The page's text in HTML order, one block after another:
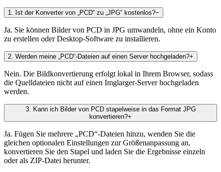
1. Ist der Konverter von „PCD“ zu „JPG“ kostenlos?−
Ja. Sie können Bilder von PCD in JPG umwandeln, ohne ein Konto
zu erstellen oder Desktop-Software zu installieren.
2. Werden meine „PCD“-Dateien auf einen Server hochgeladen?+
Nein. Die Bildkonvertierung erfolgt lokal in Ihrem Browser, sodass
die Quelldateien nicht auf einen Imglarger-Server hochgeladen
werden.
3. Kann ich Bilder von PCD stapelweise in das Format JPG
konvertieren?+
Ja. Fügen Sie mehrere „PCD“-Dateien hinzu, wenden Sie die
gleichen optionalen Einstellungen zur Größenanpassung an,
konvertieren Sie den Stapel und laden Sie die Ergebnisse einzeln
oder als ZIP-Datei herunter.